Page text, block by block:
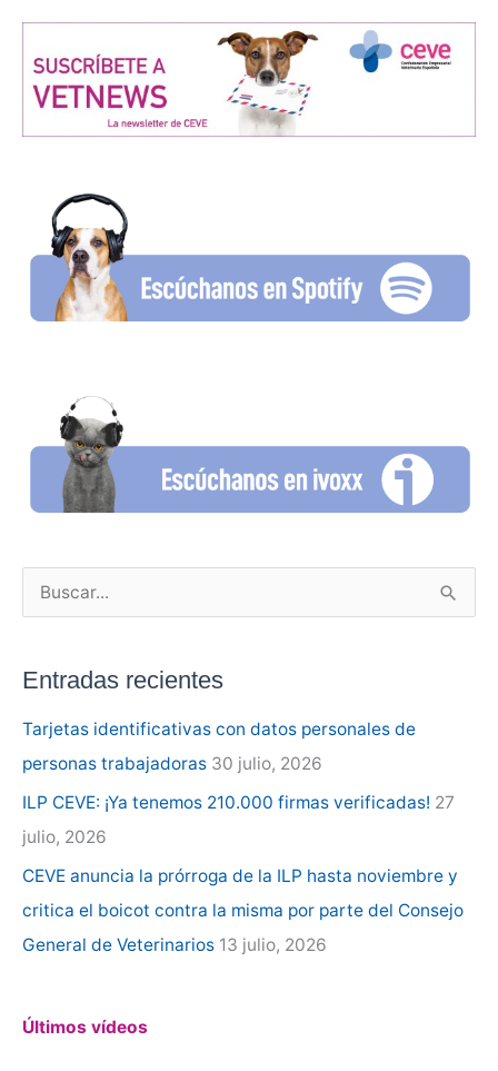
u
c
a
r
p
o
Entradas recientes
Tarjetas identificativas con datos personales de
personas trabajadoras 30 julio, 2026
ILP CEVE: ¡Ya tenemos 210.000 firmas verificadas! 27
julio, 2026
CEVE anuncia la prórroga de la ILP hasta noviembre y
critica el boicot contra la misma por parte del Consejo
General de Veterinarios 13 julio, 2026
Últimos vídeos